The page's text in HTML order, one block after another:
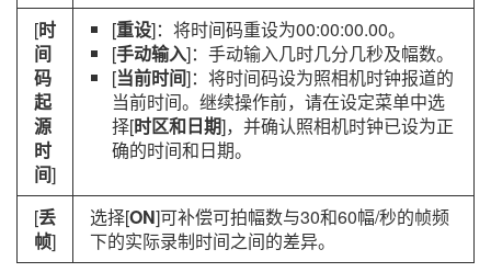
[时
间
码
起
源
时
间]
[重设]：将时间码重设为00:00:00.00。
[手动输入]：手动输入几时几分几秒及幅数。
[当前时间]：将时间码设为照相机时钟报道的
当前时间。继续操作前，请在设定菜单中选
择[时区和日期]，并确认照相机时钟已设为正
确的时间和日期。
[丢
帧]
选择[ON]可补偿可拍幅数与30和60幅/秒的帧频
下的实际录制时间之间的差异。